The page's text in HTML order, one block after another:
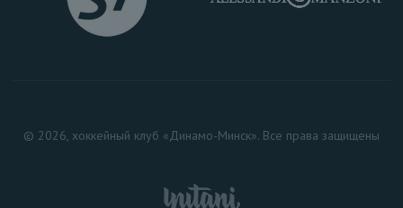
© 2026, хоккейный клуб «Динамо-Минск». Все права защищены